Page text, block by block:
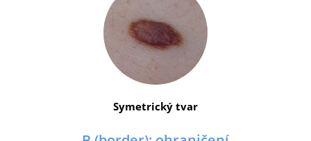
Symetrický tvar